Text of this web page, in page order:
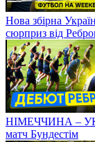
Нова збірна
сюрприз від
НІМЕЧЧИНА –
матч Бундестім